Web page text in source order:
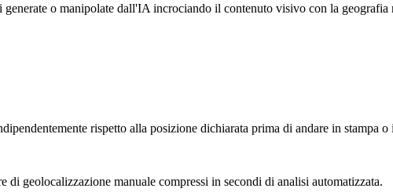
o manipolate dall'IA incrociando il contenuto visivo con la geografia
rispetto alla posizione dichiarata prima di andare in stampa o
geolocalizzazione manuale compressi in secondi di analisi automatizzata.